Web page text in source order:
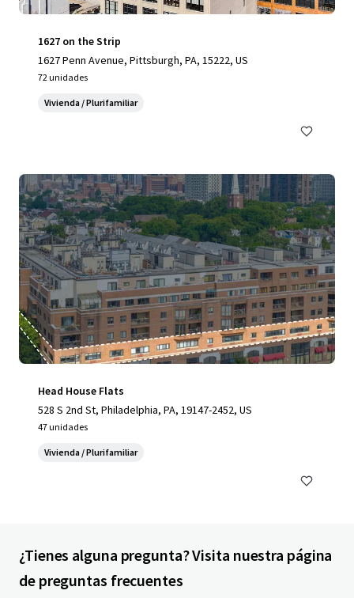
1627 on the Strip
1627 Penn Avenue, Pittsburgh, PA, 15222, US
72 unidades
Vivienda / Plurifamiliar
Head House Flats
528 S 2nd St, Philadelphia, PA, 19147-2452, US
47 unidades
Vivienda / Plurifamiliar
¿Tienes alguna pregunta? Visita nuestra página
de preguntas frecuentes